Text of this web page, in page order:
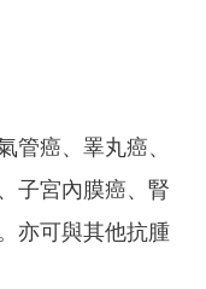
管癌、睪丸癌、
子宮內膜癌、腎
亦可與其他抗腫